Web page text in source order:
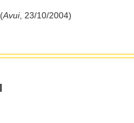
(Avui, 23/10/2004)